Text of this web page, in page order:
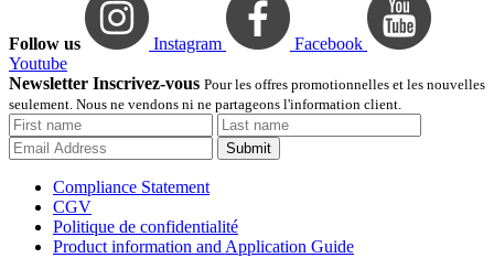
Follow us Instagram
Facebook
Youtube
Newsletter Inscrivez-vous Pour les offres promotionnelles et les nouvelles
seulement. Nous ne vendons ni ne partageons l'information client.
Submit
Compliance Statement
CGV
Politique de confidentialité
Product information and Application Guide